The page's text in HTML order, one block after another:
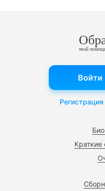
твой
Войти
Регистрация